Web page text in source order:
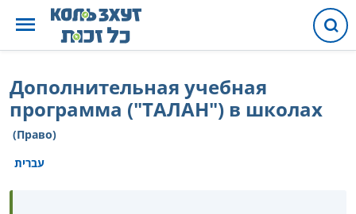
Дополнительная учебная
программа ("ТАЛАН") в школах
(Право)
עברית